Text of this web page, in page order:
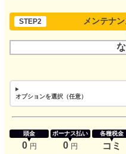
STEP2 メンテナ
オプションを選択（任意）
頭金
0 円
ボーナス払い
0 円
各種税金
コミ